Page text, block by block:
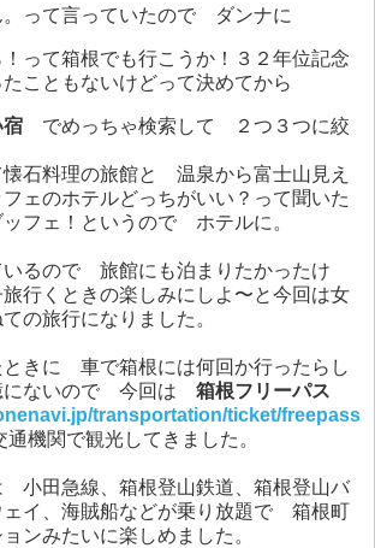
。って言っていたので ダンナに
って箱根でも行こうか！３２年位記念
たこともないけどって決めてから
宿 でめっちゃ検索して ２つ３つに絞
石料理の旅館と 温泉から富士山見え
ェのホテルどっちがいい？って聞いた
フェ！というので ホテルに。
いるので 旅館にも泊まりたかったけ
行くときの楽しみにしよ〜と今回は女
の旅行になりました。
ときに 車で箱根には何回か行ったらし
にないので 今回は 箱根フリーパス
transportation/ticket/freepass
機関で観光してきました。
小田急線、箱根登山鉄道、箱根登山バ
ェイ、海賊船などが乗り放題で 箱根町
ンみたいに楽しめました。